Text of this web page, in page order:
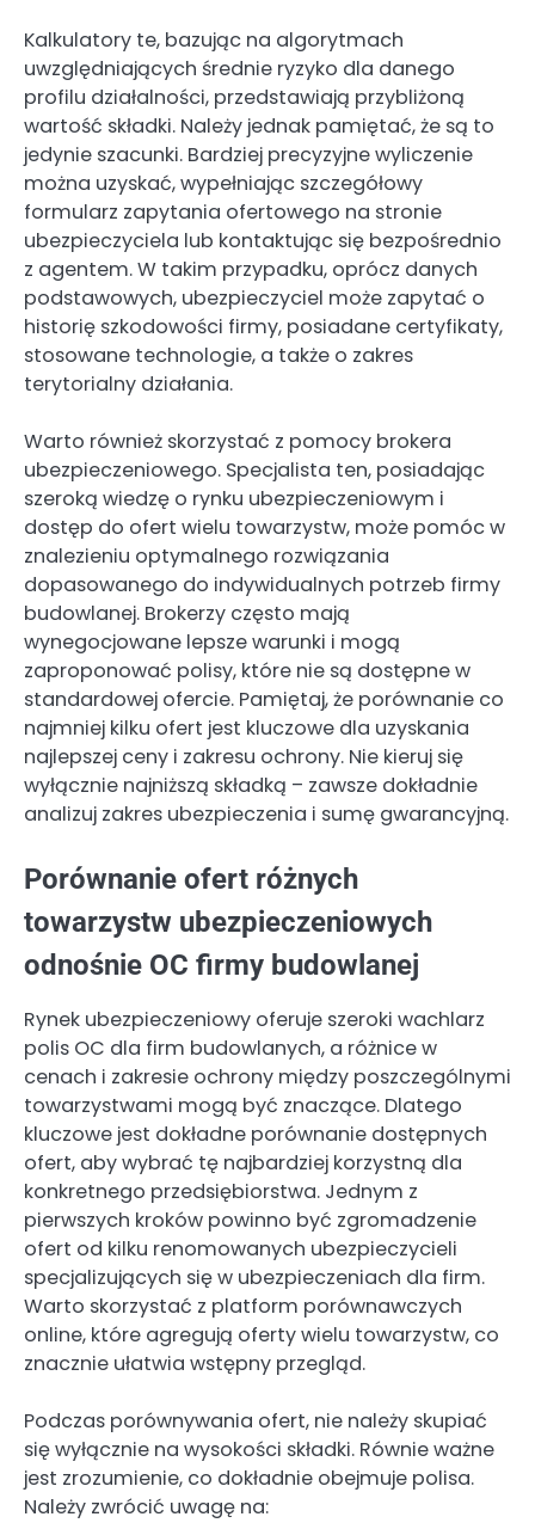
Kalkulatory te, bazując na algorytmach
uwzględniających średnie ryzyko dla danego
profilu działalności, przedstawiają przybliżoną
wartość składki. Należy jednak pamiętać, że są to
jedynie szacunki. Bardziej precyzyjne wyliczenie
można uzyskać, wypełniając szczegółowy
formularz zapytania ofertowego na stronie
ubezpieczyciela lub kontaktując się bezpośrednio
z agentem. W takim przypadku, oprócz danych
podstawowych, ubezpieczyciel może zapytać o
historię szkodowości firmy, posiadane certyfikaty,
stosowane technologie, a także o zakres
terytorialny działania.
Warto również skorzystać z pomocy brokera
ubezpieczeniowego. Specjalista ten, posiadając
szeroką wiedzę o rynku ubezpieczeniowym i
dostęp do ofert wielu towarzystw, może pomóc w
znalezieniu optymalnego rozwiązania
dopasowanego do indywidualnych potrzeb firmy
budowlanej. Brokerzy często mają
wynegocjowane lepsze warunki i mogą
zaproponować polisy, które nie są dostępne w
standardowej ofercie. Pamiętaj, że porównanie co
najmniej kilku ofert jest kluczowe dla uzyskania
najlepszej ceny i zakresu ochrony. Nie kieruj się
wyłącznie najniższą składką – zawsze dokładnie
analizuj zakres ubezpieczenia i sumę gwarancyjną.
Porównanie ofert różnych
towarzystw ubezpieczeniowych
odnośnie OC firmy budowlanej
Rynek ubezpieczeniowy oferuje szeroki wachlarz
polis OC dla firm budowlanych, a różnice w
cenach i zakresie ochrony między poszczególnymi
towarzystwami mogą być znaczące. Dlatego
kluczowe jest dokładne porównanie dostępnych
ofert, aby wybrać tę najbardziej korzystną dla
konkretnego przedsiębiorstwa. Jednym z
pierwszych kroków powinno być zgromadzenie
ofert od kilku renomowanych ubezpieczycieli
specjalizujących się w ubezpieczeniach dla firm.
Warto skorzystać z platform porównawczych
online, które agregują oferty wielu towarzystw, co
znacznie ułatwia wstępny przegląd.
Podczas porównywania ofert, nie należy skupiać
się wyłącznie na wysokości składki. Równie ważne
jest zrozumienie, co dokładnie obejmuje polisa.
Należy zwrócić uwagę na: